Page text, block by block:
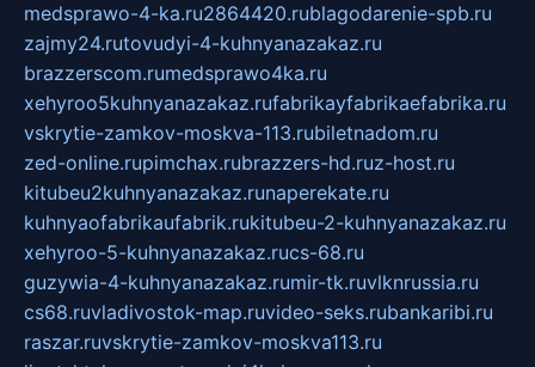
medsprawo-4-ka.ru2864420.rublagodarenie-spb.ru
zajmy24.rutovudyi-4-kuhnyanazakaz.ru
brazzerscom.rumedsprawo4ka.ru
xehyroo5kuhnyanazakaz.rufabrikayfabrikaefabrika.ru
vskrytie-zamkov-moskva-113.rubiletnadom.ru
zed-online.rupimchax.rubrazzers-hd.ruz-host.ru
kitubeu2kuhnyanazakaz.runaperekate.ru
kuhnyaofabrikaufabrik.rukitubeu-2-kuhnyanazakaz.ru
xehyroo-5-kuhnyanazakaz.rucs-68.ru
guzywia-4-kuhnyanazakaz.rumir-tk.ruvlknrussia.ru
cs68.ruvladivostok-map.ruvideo-seks.rubankaribi.ru
raszar.ruvskrytie-zamkov-moskva113.ru